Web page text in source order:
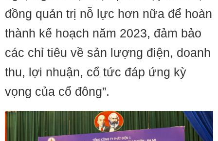
đồng quản trị nỗ lực hơn nữa để hoàn
thành kế hoạch năm 2023, đảm bảo
các chỉ tiêu về sản lượng điện, doanh
thu, lợi nhuận, cổ tức đáp ứng kỳ
vọng của cổ đông”.